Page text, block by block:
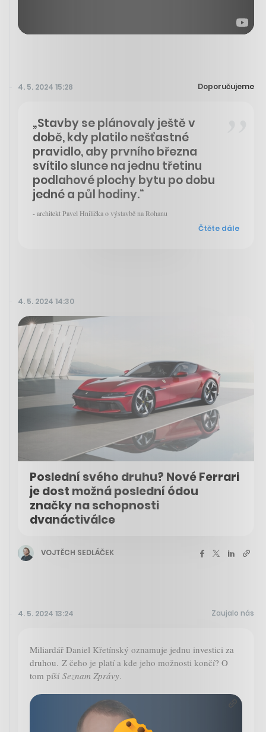
4. 5. 2024 15:28 Doporučujeme
„Stavby se plánovaly ještě v
době, kdy platilo nešťastné
pravidlo, aby prvního března
svítilo slunce na jednu třetinu
podlahové plochy bytu po dobu
jedné a půl hodiny.“
- architekt Pavel Hnilička o výstavbě na Rohanu
Čtěte dále
4. 5. 2024 14:30
Poslední svého druhu? Nové Ferrari
je dost možná poslední ódou
značky na schopnosti
dvanáctiválce
VOJTĚCH SEDLÁČEK
4. 5. 2024 13:24 Zaujalo nás
Miliardář Daniel Křetínský oznamuje jednu investici za
druhou. Z čeho je platí a kde jeho možnosti končí? O
tom píší Seznam Zprávy.